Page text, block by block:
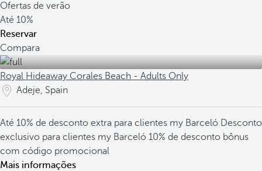
Ofertas de verão
Até 10%
Reservar
Compara
Royal Hideaway Corales Beach - Adults Only
Adeje, Spain
Até 10% de desconto extra para clientes my Barceló Desconto
exclusivo para clientes my Barceló 10% de desconto bônus
com código promocional
Mais informações